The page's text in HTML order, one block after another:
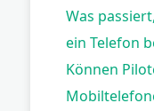
Was
ein Telefon
Können